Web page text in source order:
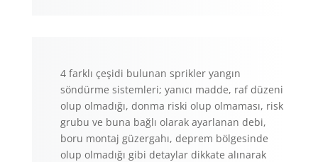
4 farklı çeşidi bulunan sprikler yangın
söndürme sistemleri; yanıcı madde, raf düzeni
olup olmadığı, donma riski olup olmaması, risk
grubu ve buna bağlı olarak ayarlanan debi,
boru montaj güzergahı, deprem bölgesinde
olup olmadığı gibi detaylar dikkate alınarak